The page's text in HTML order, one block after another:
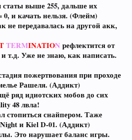
статы выше 255, дальше их
0, и качать нельзя. (Флейм)
не передавалась на другой акк,
TERMINATION рефлектится от
т.д. Уже не знаю, как написать.
пожертвования при проходе
Рашеля. (Аддикт)
ряд идиотских мобов до сих
48 лвла!
стопиться снайпером. Таже
и Kiel D-01. (Аддикт)
Это нарушает баланс игры.